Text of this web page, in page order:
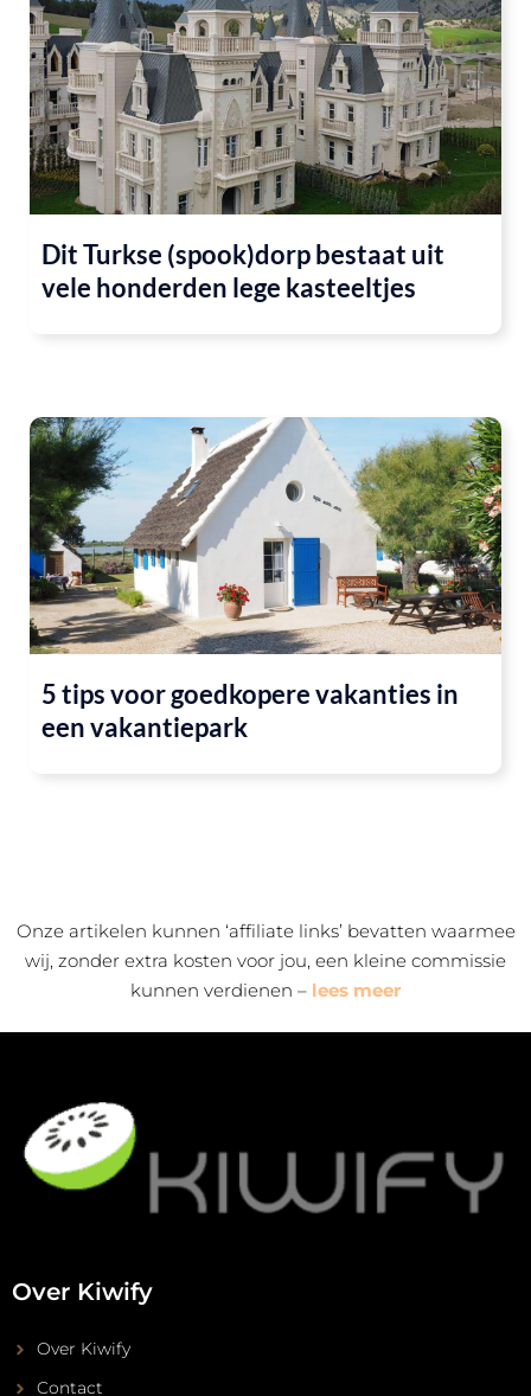
Dit Turkse (spook)dorp bestaat uit
vele honderden lege kasteeltjes
5 tips voor goedkopere vakanties in
een vakantiepark
Onze artikelen kunnen ‘affiliate links’ bevatten waarmee
wij, zonder extra kosten voor jou, een kleine commissie
kunnen verdienen – lees meer
Over Kiwify
Over Kiwify
Contact